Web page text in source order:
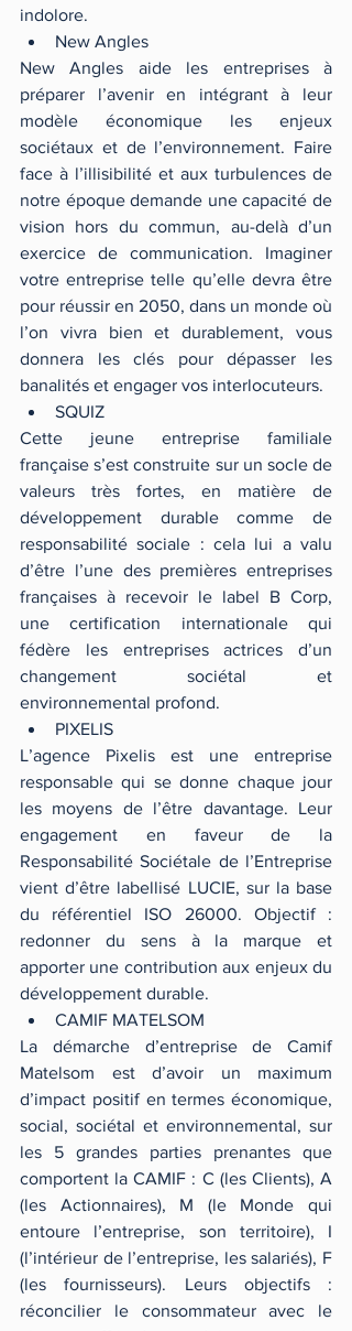
indolore.
New Angles
New Angles aide les entreprises à
préparer l’avenir en intégrant à leur
modèle économique les enjeux
sociétaux et de l’environnement. Faire
face à l’illisibilité et aux turbulences de
notre époque demande une capacité de
vision hors du commun, au-delà d’un
exercice de communication. Imaginer
votre entreprise telle qu’elle devra être
pour réussir en 2050, dans un monde où
l’on vivra bien et durablement, vous
donnera les clés pour dépasser les
banalités et engager vos interlocuteurs.
SQUIZ
Cette jeune entreprise familiale
française s’est construite sur un socle de
valeurs très fortes, en matière de
développement durable comme de
responsabilité sociale : cela lui a valu
d’être l’une des premières entreprises
françaises à recevoir le label B Corp,
une certification internationale qui
fédère les entreprises actrices d’un
changement sociétal et
environnemental profond.
PIXELIS
L’agence Pixelis est une entreprise
responsable qui se donne chaque jour
les moyens de l’être davantage. Leur
engagement en faveur de la
Responsabilité Sociétale de l’Entreprise
vient d’être labellisé LUCIE, sur la base
du référentiel ISO 26000. Objectif :
redonner du sens à la marque et
apporter une contribution aux enjeux du
développement durable.
CAMIF MATELSOM
La démarche d’entreprise de Camif
Matelsom est d’avoir un maximum
d’impact positif en termes économique,
social, sociétal et environnemental, sur
les 5 grandes parties prenantes que
comportent la CAMIF : C (les Clients), A
(les Actionnaires), M (le Monde qui
entoure l’entreprise, son territoire), I
(l’intérieur de l’entreprise, les salariés), F
(les fournisseurs). Leurs objectifs :
réconcilier le consommateur avec le